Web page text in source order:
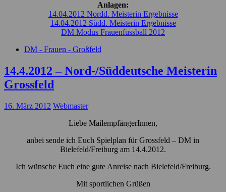
Anlagen:
14.04.2012 Nordd. Meisterin Ergebnisse
14.04.2012 Südd. Meisterin Ergebnisse
DM Modus Frauenfussball 2012
DM - Frauen - Großfeld
14.4.2012 – Nord-/Süddeutsche Meisterin
Grossfeld
16. März 2012 Webmaster
Liebe MailempfängerInnen,
anbei sende ich Euch Spielplan für Grossfeld – DM in
Bielefeld/Freiburg am 14.4.2012.
Ich wünsche Euch eine gute Anreise nach Bielefeld/Freiburg.
Mit sportlichen Grüßen